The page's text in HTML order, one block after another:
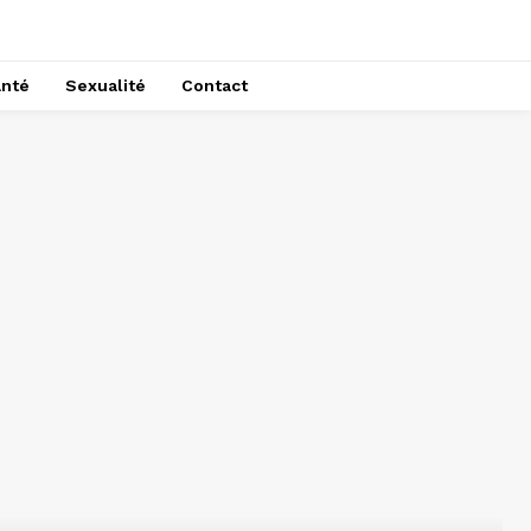
Sexualité Contact